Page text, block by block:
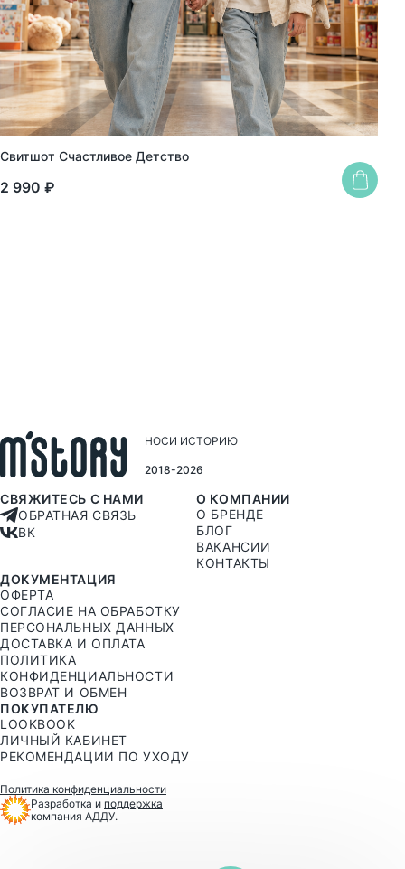
Свитшот Счастливое Детство
2 990 ₽
НОСИ ИСТОРИЮ
2018-2026
О КОМПАНИИ
О БРЕНДЕ
БЛОГ
ВАКАНСИИ
КОНТАКТЫ
ДОКУМЕНТАЦИЯ
ОФЕРТА
СОГЛАСИЕ НА ОБРАБОТКУ
ПЕРСОНАЛЬНЫХ ДАННЫХ
ДОСТАВКА И ОПЛАТА
ПОЛИТИКА
КОНФИДЕНЦИАЛЬНОСТИ
ВОЗВРАТ И ОБМЕН
ПОКУПАТЕЛЮ
LOOKBOOK
ЛИЧНЫЙ КАБИНЕТ
РЕКОМЕНДАЦИИ ПО УХОДУ
СВЯЖИТЕСЬ С НАМИ
ОБРАТНАЯ СВЯЗЬ
ВК
Политика конфиденциальности
Разработка и поддержка
компания АДДУ.